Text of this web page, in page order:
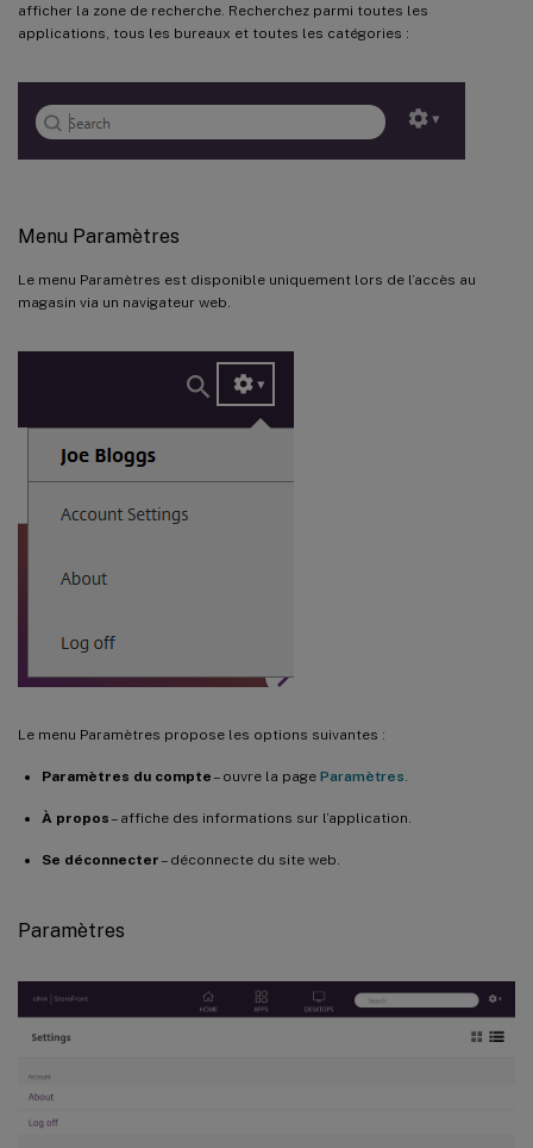
afficher la zone de recherche. Recherchez parmi toutes les
applications, tous les bureaux et toutes les catégories :
Menu Paramètres
Le menu Paramètres est disponible uniquement lors de l’accès au
magasin via un navigateur web.
Le menu Paramètres propose les options suivantes :
Paramètres du compte– ouvre la page Paramètres.
À propos– affiche des informations sur l’application.
Se déconnecter– déconnecte du site web.
Paramètres